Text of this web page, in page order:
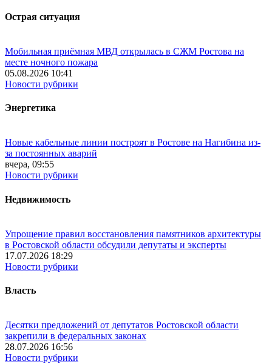
Острая ситуация
Мобильная приёмная МВД открылась в СЖМ Ростова на
месте ночного пожара
05.08.2026 10:41
Новости рубрики
Энергетика
Новые кабельные линии построят в Ростове на Нагибина из-
за постоянных аварий
вчера, 09:55
Новости рубрики
Недвижимость
Упрощение правил восстановления памятников архитектуры
в Ростовской области обсудили депутаты и эксперты
17.07.2026 18:29
Новости рубрики
Власть
Десятки предложений от депутатов Ростовской области
закрепили в федеральных законах
28.07.2026 16:56
Новости рубрики